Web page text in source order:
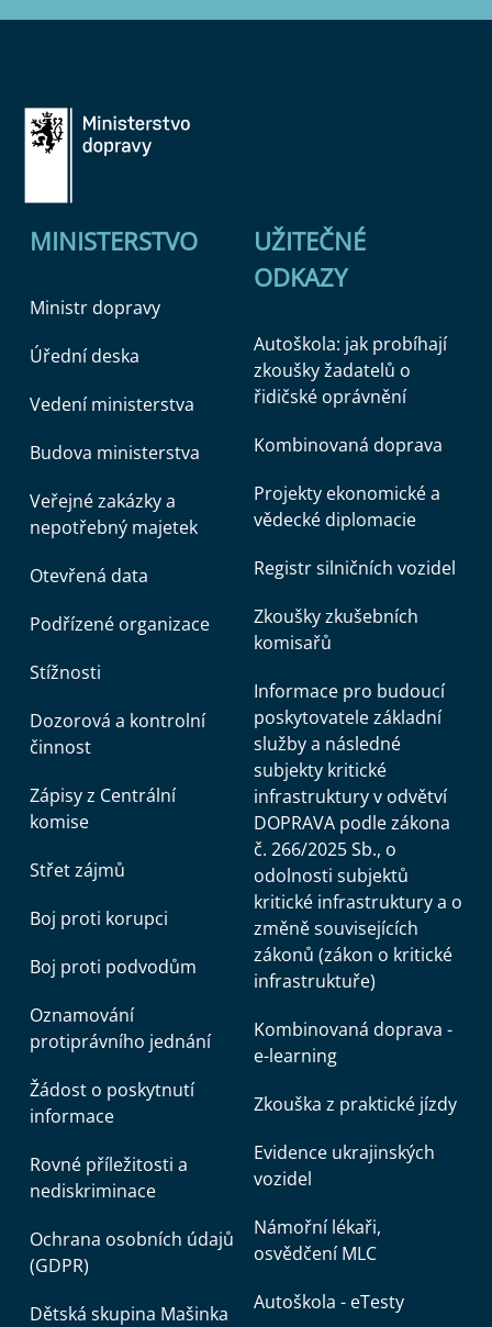
MINISTERSTVO
Ministr dopravy
Úřední deska
Vedení ministerstva
Budova ministerstva
Veřejné zakázky a
nepotřebný majetek
Otevřená data
Podřízené organizace
Stížnosti
Dozorová a kontrolní
činnost
Zápisy z Centrální
komise
Střet zájmů
Boj proti korupci
Boj proti podvodům
Oznamování
protiprávního jednání
Žádost o poskytnutí
informace
Rovné příležitosti a
nediskriminace
Ochrana osobních údajů
(GDPR)
Dětská skupina Mašinka
UŽITEČNÉ
ODKAZY
Autoškola: jak probíhají
zkoušky žadatelů o
řidičské oprávnění
Kombinovaná doprava
Projekty ekonomické a
vědecké diplomacie
Registr silničních vozidel
Zkoušky zkušebních
komisařů
Informace pro budoucí
poskytovatele základní
služby a následné
subjekty kritické
infrastruktury v odvětví
DOPRAVA podle zákona
č. 266/2025 Sb., o
odolnosti subjektů
kritické infrastruktury a o
změně souvisejících
zákonů (zákon o kritické
infrastruktuře)
Kombinovaná doprava -
e-learning
Zkouška z praktické jízdy
Evidence ukrajinských
vozidel
Námořní lékaři,
osvědčení MLC
Autoškola - eTesty